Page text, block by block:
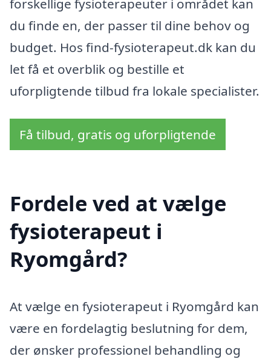
forskellige fysioterapeuter i området kan
du finde en, der passer til dine behov og
budget. Hos find-fysioterapeut.dk kan du
let få et overblik og bestille et
uforpligtende tilbud fra lokale specialister.
Få tilbud, gratis og uforpligtende
Fordele ved at vælge
fysioterapeut i
Ryomgård?
At vælge en fysioterapeut i Ryomgård kan
være en fordelagtig beslutning for dem,
der ønsker professionel behandling og